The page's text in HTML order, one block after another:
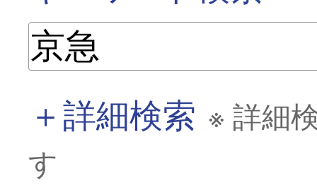
＋詳細検索 ※ 詳細
す